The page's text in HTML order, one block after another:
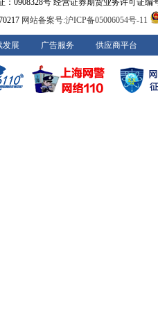
0908328号 经营证券期货业务许可证编
网站备案号:沪ICP备05006054号-11
发展 广告服务 供应商平台